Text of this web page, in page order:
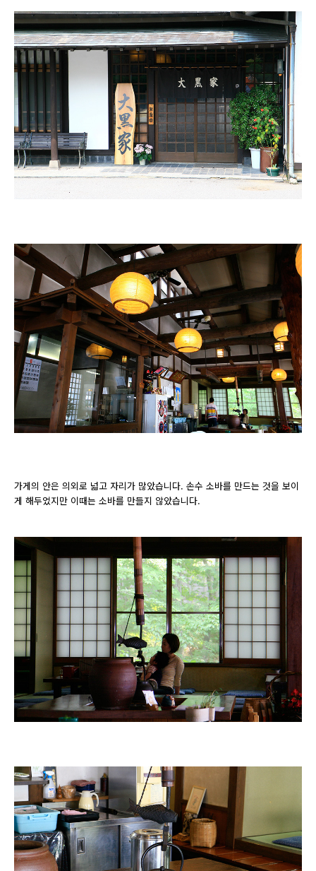
가게의 안은 의외로 넓고 자리가 많았습니다. 손수 소바를 만드는 것을 보이
게 해두었지만 이때는 소바를 만들지 않았습니다.